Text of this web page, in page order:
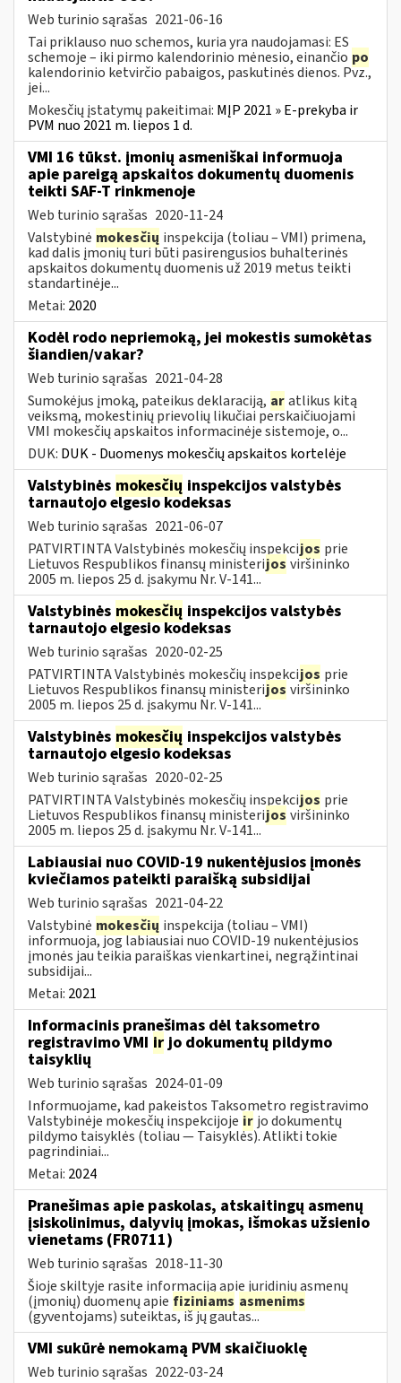
Web turinio sąrašas 2021-06-16
Tai priklauso nuo schemos, kuria yra naudojamasi: ES
schemoje – iki pirmo kalendorinio mėnesio, einančio po
kalendorinio ketvirčio pabaigos, paskutinės dienos. Pvz.,
jei...
Mokesčių įstatymų pakeitimai: MĮP 2021 » E-prekyba ir
PVM nuo 2021 m. liepos 1 d.
VMI 16 tūkst. įmonių asmeniškai informuoja
apie pareigą apskaitos dokumentų duomenis
teikti SAF-T rinkmenoje
Web turinio sąrašas 2020-11-24
Valstybinė mokesčių inspekcija (toliau – VMI) primena,
kad dalis įmonių turi būti pasirengusios buhalterinės
apskaitos dokumentų duomenis už 2019 metus teikti
standartinėje...
Metai: 2020
Kodėl rodo nepriemoką, jei mokestis sumokėtas
šiandien/vakar?
Web turinio sąrašas 2021-04-28
Sumokėjus įmoką, pateikus deklaraciją, aratlikus kitą
veiksmą, mokestinių prievolių likučiai perskaičiuojami
VMI mokesčių apskaitos informacinėje sistemoje, o...
DUK: DUK - Duomenys mokesčių apskaitos kortelėje
Valstybinės mokesčių inspekcijos valstybės
tarnautojo elgesio kodeksas
Web turinio sąrašas 2021-06-07
PATVIRTINTA Valstybinės mokesčių inspekcijos prie
Lietuvos Respublikos finansų ministerijos viršininko
2005 m. liepos 25 d. įsakymu Nr. V-141...
Valstybinės mokesčių inspekcijos valstybės
tarnautojo elgesio kodeksas
Web turinio sąrašas 2020-02-25
PATVIRTINTA Valstybinės mokesčių inspekcijos prie
Lietuvos Respublikos finansų ministerijos viršininko
2005 m. liepos 25 d. įsakymu Nr. V-141...
Valstybinės mokesčių inspekcijos valstybės
tarnautojo elgesio kodeksas
Web turinio sąrašas 2020-02-25
PATVIRTINTA Valstybinės mokesčių inspekcijos prie
Lietuvos Respublikos finansų ministerijos viršininko
2005 m. liepos 25 d. įsakymu Nr. V-141...
Labiausiai nuo COVID-19 nukentėjusios įmonės
kviečiamos pateikti paraišką subsidijai
Web turinio sąrašas 2021-04-22
Valstybinė mokesčių inspekcija (toliau – VMI)
informuoja, jog labiausiai nuo COVID-19 nukentėjusios
įmonės jau teikia paraiškas vienkartinei, negrąžintinai
subsidijai...
Metai: 2021
Informacinis pranešimas dėl taksometro
registravimo VMI irjo dokumentų pildymo
taisyklių
Web turinio sąrašas 2024-01-09
Informuojame, kad pakeistos Taksometro registravimo
Valstybinėje mokesčių inspekcijoje ir jo dokumentų
pildymo taisyklės (toliau — Taisyklės). Atlikti tokie
pagrindiniai...
Metai: 2024
Pranešimas apie paskolas, atskaitingų asmenų
įsiskolinimus, dalyvių įmokas, išmokas užsienio
vienetams (FR0711)
Web turinio sąrašas 2018-11-30
Šioje skiltyje rasite informaciją apie juridinių asmenų
(įmonių) duomenų apie fiziniams asmenims
(gyventojams) suteiktas, iš jų gautas...
VMI sukūrė nemokamą PVM skaičiuoklę
Web turinio sąrašas 2022-03-24